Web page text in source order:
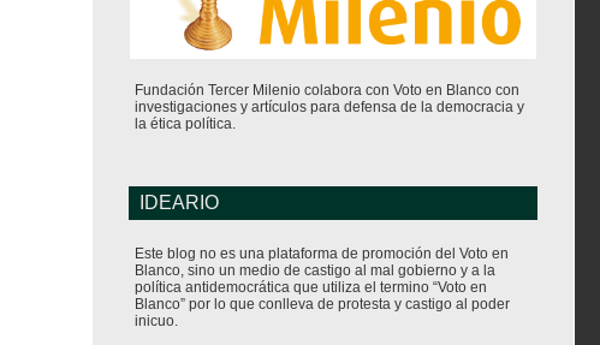
Fundación Tercer Milenio colabora con Voto en Blanco con
investigaciones y artículos para defensa de la democracia y
la ética política.
IDEARIO
Este blog no es una plataforma de promoción del Voto en
Blanco, sino un medio de castigo al mal gobierno y a la
política antidemocrática que utiliza el termino “Voto en
Blanco” por lo que conlleva de protesta y castigo al poder
inicuo.